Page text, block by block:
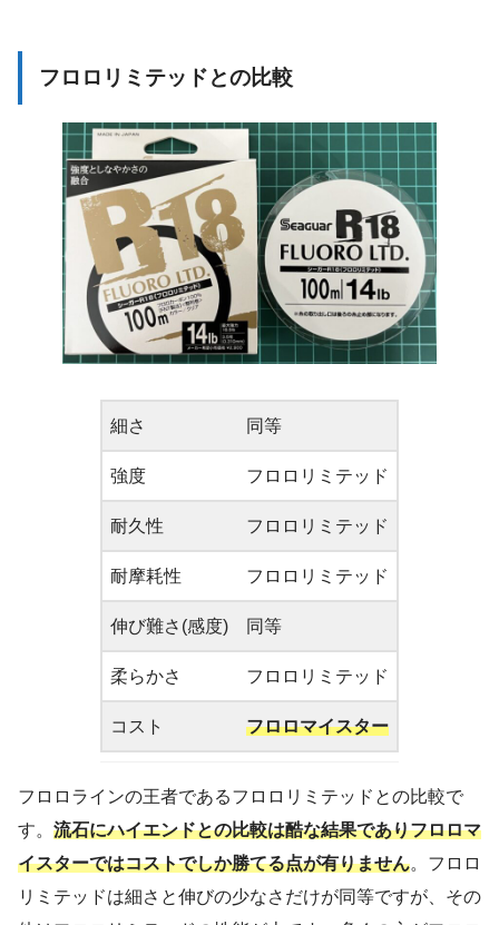
フロロリミテッドとの比較
細さ 同等
強度 フロロリミテッド
耐久性 フロロリミテッド
耐摩耗性 フロロリミテッド
伸び難さ(感度) 同等
柔らかさ フロロリミテッド
コスト フロロマイスター
フロロラインの王者であるフロロリミテッドとの比較で
す。 流石にハイエンドとの比較は酷な結果でありフロロマ
イスターではコストでしか勝てる点が有りません。フロロ
リミテッドは細さと伸びの少なさだけが同等ですが、その